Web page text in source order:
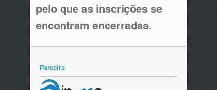
pelo que as inscrições se
encontram encerradas.
Parceiro